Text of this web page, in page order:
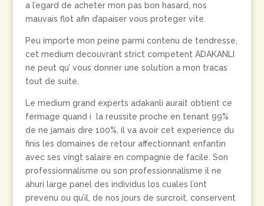
a l’egard de acheter mon pas bon hasard, nos
mauvais flot afin d’apaiser vous proteger vite.
Peu importe mon peine parmi contenu de tendresse,
cet medium decouvrant strict competent ADAKANLI
ne peut qu’ vous donner une solution a mon tracas
tout de suite.
Le medium grand experts adakanli aurait obtient ce
fermage quand i la reussite proche en tenant 99%
de ne jamais dire 100%, il va avoir cet experience du
finis les domaines de retour affectionnant enfantin
avec ses vingt salaire en compagnie de facile. Son
professionnalisme ou son professionnalisme il ne
ahuri large panel des individus los cuales l’ont
prevenu ou qu’il, de nos jours de surcroit, conservent